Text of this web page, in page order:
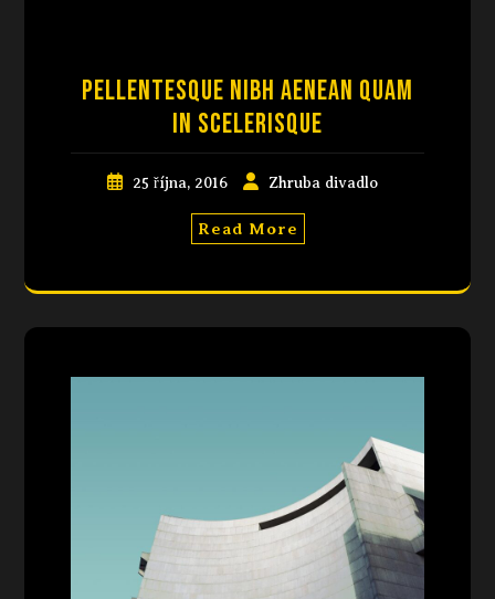
Pellentesque nibh aenean quam
in scelerisque
25 října, 2016 Zhruba divadlo
Read More